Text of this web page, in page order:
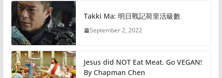
Takki Ma: 明日戰記荷里活級數
September 2, 2022
Jesus did NOT Eat Meat. Go VEGAN!
By Chapman Chen